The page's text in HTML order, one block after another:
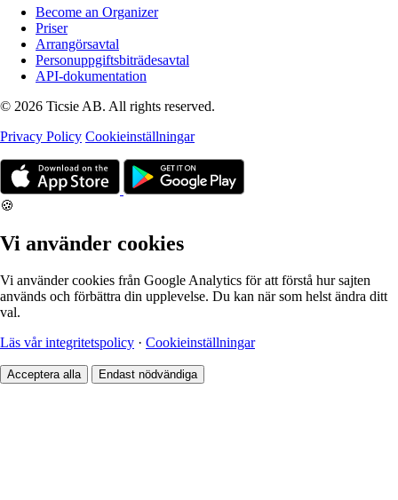
Become an Organizer
Priser
Arrangörsavtal
Personuppgiftsbiträdesavtal
API-dokumentation
© 2026 Ticsie AB. All rights reserved.
Privacy Policy Cookieinställningar
🍪
Vi använder cookies
Vi använder cookies från Google Analytics för att förstå hur sajten
används och förbättra din upplevelse. Du kan när som helst ändra ditt
val.
Läs vår integritetspolicy · Cookieinställningar
Acceptera alla Endast nödvändiga